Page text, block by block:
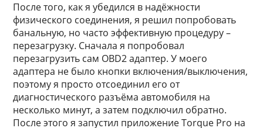
После того, как я убедился в надёжности
физического соединения, я решил попробовать
банальную, но часто эффективную процедуру –
перезагрузку. Сначала я попробовал
перезагрузить сам OBD2 адаптер. У моего
адаптера не было кнопки включения/выключения,
поэтому я просто отсоединил его от
диагностического разъёма автомобиля на
несколько минут, а затем подключил обратно.
После этого я запустил приложение Torque Pro на